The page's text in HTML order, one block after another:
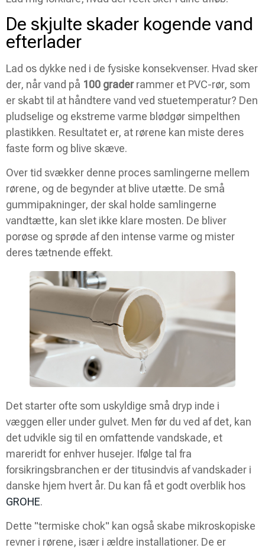
De skjulte skader kogende vand
efterlader
Lad os dykke ned i de fysiske konsekvenser. Hvad sker
der, når vand på 100 graderrammer et PVC-rør, som
er skabt til at håndtere vand ved stuetemperatur? Den
pludselige og ekstreme varme blødgør simpelthen
plastikken. Resultatet er, at rørene kan miste deres
faste form og blive skæve.
Over tid svækker denne proces samlingerne mellem
rørene, og de begynder at blive utætte. De små
gummipakninger, der skal holde samlingerne
vandtætte, kan slet ikke klare mosten. De bliver
porøse og sprøde af den intense varme og mister
deres tætnende effekt.
Det starter ofte som uskyldige små dryp inde i
væggen eller under gulvet. Men før du ved af det, kan
det udvikle sig til en omfattende vandskade, et
mareridt for enhver husejer. Ifølge tal fra
forsikringsbranchen er der titusindvis af vandskader i
danske hjem hvert år. Du kan få et godt overblik hos
GROHE.
Dette "termiske chok" kan også skabe mikroskopiske
revner i rørene, især i ældre installationer. De er